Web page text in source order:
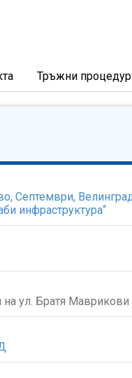
Тръжни
Септември,
инфраструктура“
ул. Братя Маврикови